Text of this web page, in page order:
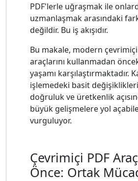
PDF'lerle uğraşmak ile
uzmanlaşmak arasındaki
değildir. Bu iş akışıdır.
Bu makale, modern çevrimiçi
araçlarını kullanmadan
yaşamı karşılaştırmaktadır.
işlemedeki basit
doğruluk ve üretkenlik
büyük gelişmelere yol
vurguluyor.
Çevrimiçi PDF
Önce: Ortak